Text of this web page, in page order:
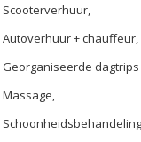
Scooterverhuur,
Autoverhuur + chauffeur,
Georganiseerde dagtrips
Massage,